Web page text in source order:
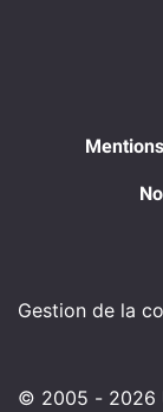
Gestion de la
© 2005 - 2026